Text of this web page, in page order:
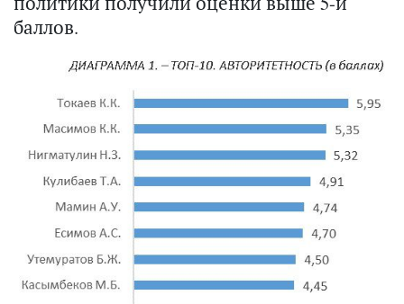
баллов.